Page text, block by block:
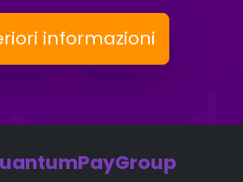
informazioni